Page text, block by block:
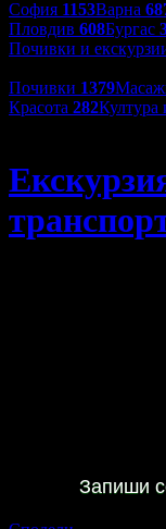
София 1153Варна
Пловдив 608Бургас
Почивки и
Почивки 1379
Красота 282Култура
Запиши